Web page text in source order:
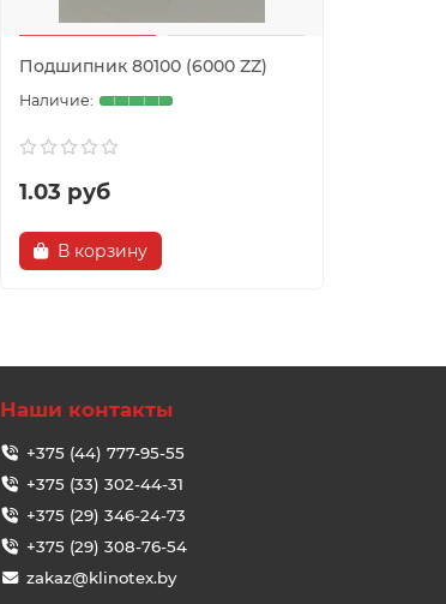
Подшипник 80100 (6000 ZZ)
1.03 руб
В корзину
Наши контакты
+375 (44) 777-95-55
+375 (33) 302-44-31
+375 (29) 346-24-73
+375 (29) 308-76-54
zakaz@klinotex.by